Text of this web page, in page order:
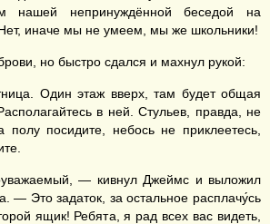
нашей непринуждённой беседой на
иначе мы не умеем, мы же школьники!
но быстро сдался и махнул рукой:
Один этаж вверх, там будет общая
в ней. Стульев, правда, не
полу посидите, небось не приклеетесь,
— кивнул Джеймс и выложил
— Это задаток, за остальное расплачу́сь
ящик! Ребята, я рад всех вас видеть,